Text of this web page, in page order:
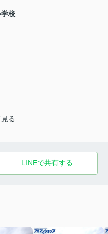
校
る
LINEで共有する